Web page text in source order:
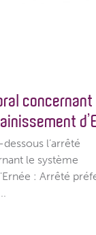
concernant
l’arrêté
le système
: Arrêté